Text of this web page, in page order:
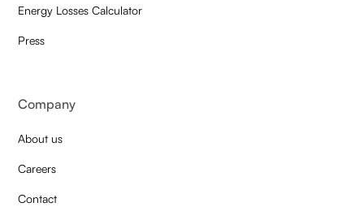
Energy Losses Calculator
Press
Company
About us
Careers
Contact